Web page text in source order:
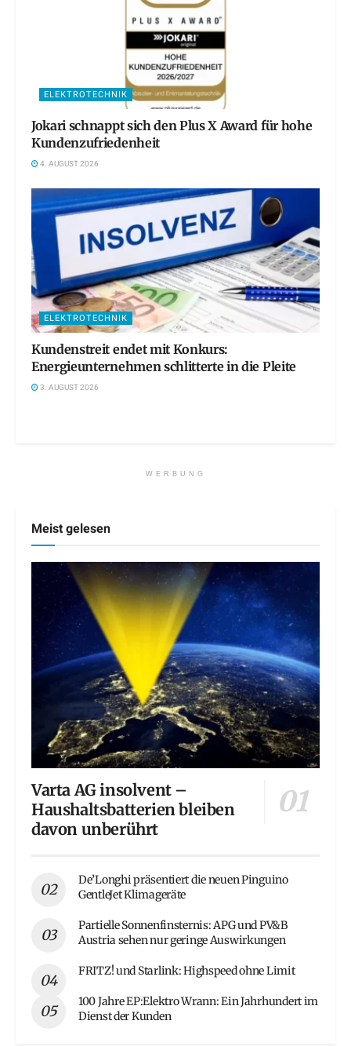
ELEKTROTECHNIK
Jokari schnappt sich den Plus X Award für hohe
Kundenzufriedenheit
4. AUGUST 2026
ELEKTROTECHNIK
Kundenstreit endet mit Konkurs:
Energieunternehmen schlitterte in die Pleite
3. AUGUST 2026
WERBUNG
Meist gelesen
Varta AG insolvent –
Haushaltsbatterien bleiben
davon unberührt
De’Longhi präsentiert die neuen Pinguino
GentleJet Klimageräte
Partielle Sonnenfinsternis: APG und PV&B
Austria sehen nur geringe Auswirkungen
FRITZ! und Starlink: Highspeed ohne Limit
100 Jahre EP:Elektro Wrann: Ein Jahrhundert im
Dienst der Kunden